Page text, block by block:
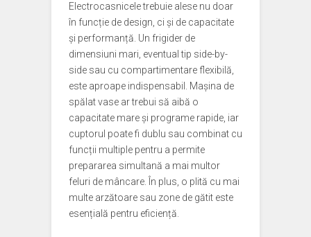
Electrocasnicele trebuie alese nu doar
în funcție de design, ci și de capacitate
și performanță. Un frigider de
dimensiuni mari, eventual tip side-by-
side sau cu compartimentare flexibilă,
este aproape indispensabil. Mașina de
spălat vase ar trebui să aibă o
capacitate mare și programe rapide, iar
cuptorul poate fi dublu sau combinat cu
funcții multiple pentru a permite
prepararea simultană a mai multor
feluri de mâncare. În plus, o plită cu mai
multe arzătoare sau zone de gătit este
esențială pentru eficiență.